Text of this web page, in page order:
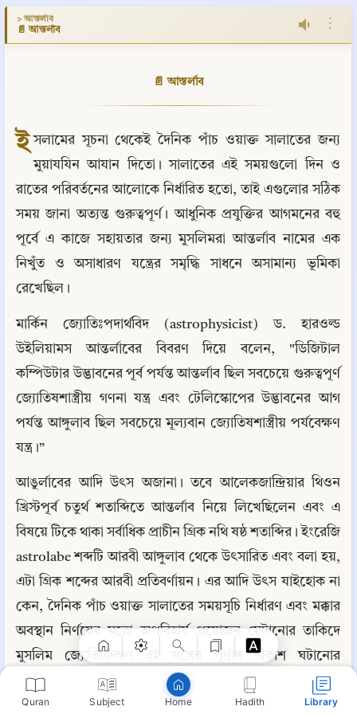
Quran Subject Home Hadith Library
> আস্তর্লাব
📄 আস্তর্লাব ⋮
📄 আস্তর্লাব
ই সলামের সূচনা থেকেই দৈনিক পাঁচ ওয়াক্ত সালাতের জন্য
মুয়াযযিন আযান দিতো। সালাতের এই সময়গুলো দিন ও
রাতের পরিবর্তনের আলোকে নির্ধারিত হতো, তাই এগুলোর সঠিক
সময় জানা অত্যন্ত গুরুত্বপূর্ণ। আধুনিক প্রযুক্তির আগমনের বহু
পূর্বে এ কাজে সহায়তার জন্য মুসলিমরা আন্তর্লাব নামের এক
নিখুঁত ও অসাধারণ যন্ত্রের সমৃদ্ধি সাধনে অসামান্য ভূমিকা
রেখেছিল।
মার্কিন জ্যোতিঃপদার্থবিদ (astrophysicist) ড. হারওল্ড
উইলিয়ামস আন্তর্লাবের বিবরণ দিয়ে বলেন, "ডিজিটাল
কম্পিউটার উদ্ভাবনের পূর্ব পর্যন্ত আন্তর্লাব ছিল সবচেয়ে গুরুত্বপূর্ণ
জ্যোতিষশাস্ত্রীয় গণনা যন্ত্র এবং টেলিস্কোপের উদ্ভাবনের আগ
পর্যন্ত আঙ্গুলাব ছিল সবচেয়ে মূল্যবান জ্যোতিষশাস্ত্রীয় পর্যবেক্ষণ
যন্ত্র।”
আঙুর্লাবের আদি উৎস অজানা। তবে আলেকজান্দ্রিয়ার থিওন
খ্রিস্টপূর্ব চতুর্থ শতাব্দিতে আন্তর্লাব নিয়ে লিখেছিলেন এবং এ
বিষয়ে টিকে থাকা সর্বাধিক প্রাচীন গ্রিক নথি ষষ্ঠ শতাব্দির। ইংরেজি
astrolabe শব্দটি আরবী আঙ্গুলাব থেকে উৎসারিত এবং বলা হয়,
এটা গ্রিক শব্দের আরবী প্রতিবর্ণায়ন। এর আদি উৎস যাইহোক না
কেন, দৈনিক পাঁচ ওয়াক্ত সালাতের সময়সূচি নির্ধারণ এবং মক্কার
অবস্থান নির্ণয়ের মতো অপরিহার্য প্রয়োজন মেটানোর তাকিদে
মুসলিম জ্যোতির্বিদগণ এই যন্ত্রের পূর্ণাঙ্গ বিকাশ ঘটানোর
পাশাপাশি এটার ব্যবহারকে আরও বিস্তৃত করেছিল। ১৮০০
খ্রিস্টাব্দ অবধি ইসলামী বিশ্বে আঙুলাব বেশ জনপ্রিয় ছিল।
Copy